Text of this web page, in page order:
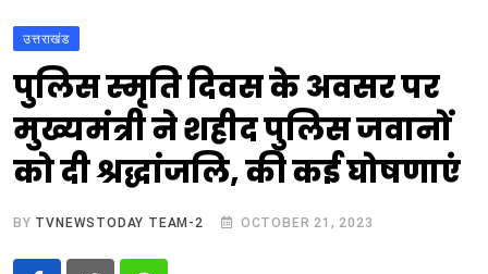
बिजनेस
विदेश
उत्तराखंड
पुलिस स्मृति दिवस के अवसर पर
मुख्यमंत्री ने शहीद पुलिस जवानों
को दी श्रद्धांजलि, की कई घोषणाएं
BY TVNEWSTODAY TEAM-2 OCTOBER 21, 2023